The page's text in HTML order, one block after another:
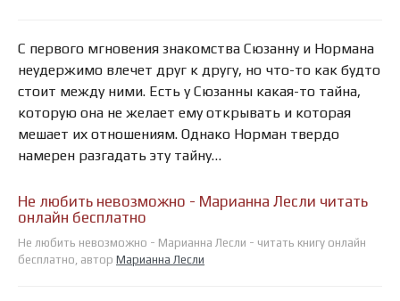
С первого мгновения знакомства Сюзанну и Нормана
неудержимо влечет друг к другу, но что-то как будто
стоит между ними. Есть у Сюзанны какая-то тайна,
которую она не желает ему открывать и которая
мешает их отношениям. Однако Норман твердо
намерен разгадать эту тайну…
Не любить невозможно - Марианна Лесли читать
онлайн бесплатно
Не любить невозможно - Марианна Лесли - читать книгу онлайн
бесплатно, автор Марианна Лесли